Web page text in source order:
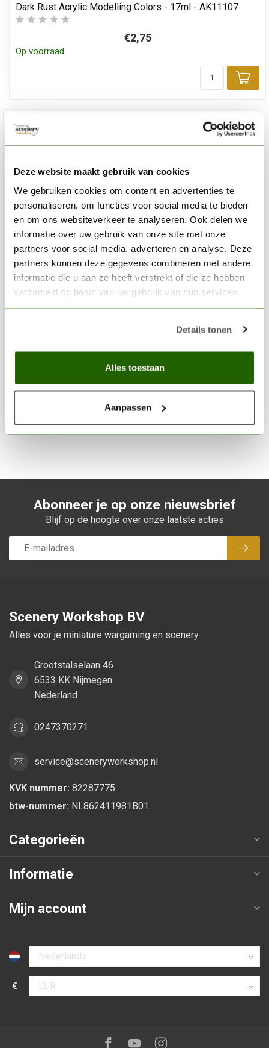
Deze website maakt gebruik van cookies
We gebruiken cookies om content en advertenties te
personaliseren, om functies voor social media te bieden
en om ons websiteverkeer te analyseren. Ook delen we
informatie over uw gebruik van onze site met onze
partners voor social media, adverteren en analyse. Deze
partners kunnen deze gegevens combineren met andere
informatie die u aan ze heeft verstrekt of die ze hebben
verzameld op basis van uw gebruik van hun services.
Details tonen
Alles toestaan
Aanpassen
Dark Rust Acrylic Modelling Colors - 17ml - AK11107
€2,75
Op voorraad
Dark Brown Acrylic Modelling Colors - 17ml - AK11109
€2,75
Op voorraad
Abonneer je op onze nieuwsbrief
Blijf op de hoogte over onze laatste acties
Scenery Workshop BV
Alles voor je miniature wargaming en scenery
Grootstalselaan 46
6533 KK Nijmegen
Nederland
0247370271
service@sceneryworkshop.nl
KVK nummer: 82287775
btw-nummer: NL862411981B01
Categorieën
Informatie
Mijn account
Selecteer taal
€
Selecteer valuta
Volg ons op:Facebook
YoutubeInstagram